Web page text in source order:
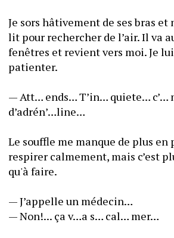
Je sors hâtivement de ses bras et
lit pour rechercher de l’air. Il va
fenêtres et revient vers moi. Je
patienter.
— Att… ends… T’in… quiete… c’…
d’adrén’…line…
Le souffle me manque de plus en
respirer calmement, mais c’est
qu'à faire.
— J’appelle un médecin…
— Non!... ça v…a s… cal… mer…